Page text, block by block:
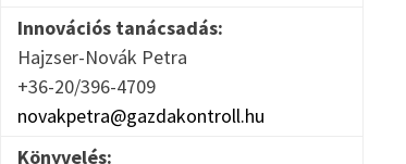
Innovációs tanácsadás:
Hajzser-Novák Petra
+36-20/396-4709
novakpetra@gazdakontroll.hu
Könyvelés: